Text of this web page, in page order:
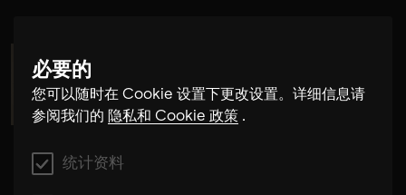
必要的
您可以随时在 Cookie 设置下更改设置。详细信息请
参阅我们的 隐私和 Cookie 政策 .
统计资料
Maria de Alvear